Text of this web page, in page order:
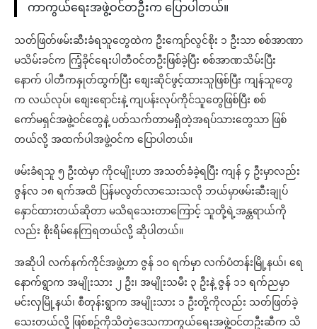
ကာကွယ်ရေးအဖွဲ့ဝင်တဦးက ပြောပါတယ်။
သတ်ဖြတ်ဖမ်းဆီးခံရသူတွေထဲက ဦးကျော်လွင်စိုး ၁ ဦးသာ စစ်အာဏာ
မသိမ်းခင်က ကြံ့ခိုင်ရေးပါတီဝင်တဦးဖြစ်ခဲ့ပြီး စစ်အာဏသိမ်းပြီး
နောက် ပါတီကနှုတ်ထွက်ပြီး စျေးဆိုင်ဖွင့်ထားသူဖြစ်ပြီး ကျန်သူတွေ
က လယ်လုပ်၊ စျေးရောင်းနဲ့ ကျပန်းလုပ်ကိုင်သူတွေဖြစ်ပြီး စစ်
ကော်မရှင်အဖွဲ့ဝင်တွေနဲ့ ပတ်သက်တာမရှိတဲ့အရပ်သားတွေသာ ဖြစ်
တယ်လို့ အထက်ပါအဖွဲ့ဝင်က ပြောပါတယ်။
ဖမ်းခံရသူ ၅ ဦးထဲမှာ ကိုငမျိုးဟာ အသတ်ခံခဲ့ရပြီး ကျန် ၄ ဦးမှာလည်း
ဇွန်လ ၁၈ ရက်အထိ ပြန်မလွတ်လာသေးသလို ဘယ်မှာဖမ်းဆီးချုပ်
နှောင်ထားတယ်ဆိုတာ မသိရသေးတာကြောင့် သူတို့ရဲ့အန္တရာယ်ကို
လည်း စိုးရိမ်နေကြရတယ်လို့ ဆိုပါတယ်။
အဆိုပါ လက်နက်ကိုင်အဖွဲ့ဟာ ဇွန် ၁၀ ရက်မှာ လက်ပံတန်းမြို့နယ်၊ ရေ
နောက်ရွာက အမျိုးသား ၂ ဦး၊ အမျိုးသမီး ၃ ဦးနဲ့ ဇွန် ၁၁ ရက်ညမှာ
မင်းလှမြို့နယ်၊ စီတုန်းရွာက အမျိုးသား ၁ ဦးတို့ကိုလည်း သတ်ဖြတ်ခဲ့
သေးတယ်လို့ ဖြစ်စဥ်ကိုသိတဲ့ဒေသကာကွယ်ရေးအဖွဲ့ဝင်တဦးဆီက သိ